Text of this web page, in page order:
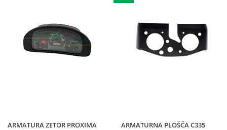
ARMATURA ZETOR PROXIMA
ARMATURNA PLOŠČA C335